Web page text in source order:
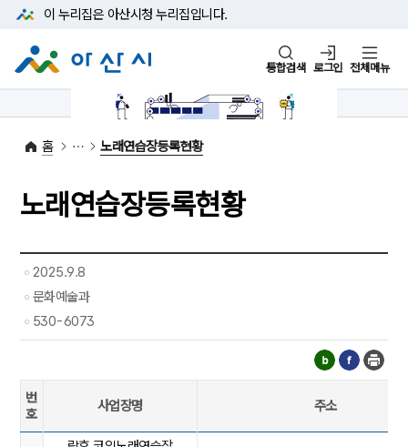
본문 바로가기
메뉴 바로가기
이 누리집은 아산시청 누리집입니다.
통합검색 로그인 전체메뉴
대표전화(아산시 콜센터)1422-42
홈 노래연습장등록현황
노래연습장등록현황
2025.9.8
문화예술과
530-6073
아산시 노래연습장등록현황 목록:번호, 사업장명, 주소, 인허가일자,
번
호
사업장명 주소